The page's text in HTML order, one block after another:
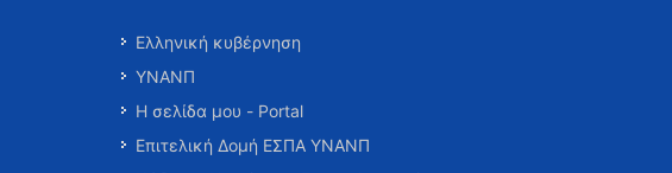
Ελληνική κυβέρνηση
ΥΝΑΝΠ
Η σελίδα μου - Portal
Επιτελική Δομή ΕΣΠΑ ΥΝΑΝΠ